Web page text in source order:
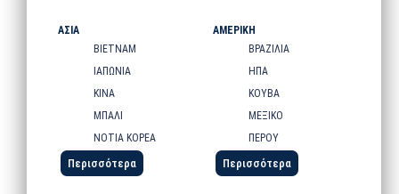
ΑΣΙΑ
ΒΙΕΤΝΑΜ
ΙΑΠΩΝΙΑ
ΚΙΝΑ
ΜΠΑΛΙ
ΝΟΤΙΑ ΚΟΡΕΑ
Περισσότερα
ΑΜΕΡΙΚΗ
ΒΡΑΖΙΛΙΑ
ΗΠΑ
ΚΟΥΒΑ
ΜΕΞΙΚΟ
ΠΕΡΟΥ
Περισσότερα